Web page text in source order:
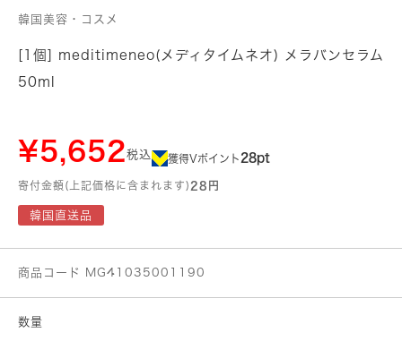
韓国美容・コスメ
[1個] meditimeneo(メディタイムネオ) メラバンセラム
50ml
¥5,652税込 獲得Vポイント 28pt
寄付金額(上記価格に含まれます) 28円
韓国直送品
商品コード MG41035001190
数量